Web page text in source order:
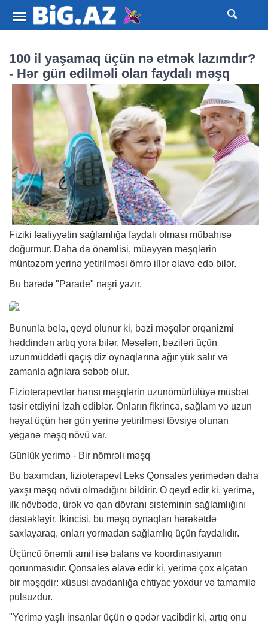
100 il yaşamaq üçün nə etmək lazımdır?
- Hər gün edilməli olan faydalı məşq
Fiziki fəaliyyətin sağlamlığa faydalı olması mübahisə
doğurmur. Daha da önəmlisi, müəyyən məşqlərin
müntəzəm yerinə yetirilməsi ömrə illər əlavə edə bilər.
Bu barədə "Parade" nəşri yazır.
Bununla belə, qeyd olunur ki, bəzi məşqlər orqanizmi
həddindən artıq yora bilər. Məsələn, bəziləri üçün
uzunmüddətli qaçış diz oynaqlarına ağır yük salır və
zamanla ağrılara səbəb olur.
Fizioterapevtlər hansı məşqlərin uzunömürlülüyə müsbət
təsir etdiyini izah ediblər. Onların fikrincə, sağlam və uzun
həyat üçün hər gün yerinə yetirilməsi tövsiyə olunan
yeganə məşq növü var.
Günlük yerimə - Bir nömrəli məşq
Bu baxımdan, fizioterapevt Leks Qonsales yerimədən daha
yaxşı məşq növü olmadığını bildirir. O qeyd edir ki, yerimə,
ilk növbədə, ürək və qan dövranı sisteminin sağlamlığını
dəstəkləyir. İkincisi, bu məşq oynaqları hərəkətdə
saxlayaraq, onları yormadan sağlamlıq üçün faydalıdır.
Üçüncü önəmli amil isə balans və koordinasiyanın
qorunmasıdır. Qonsales əlavə edir ki, yerimə çox əlçatan
bir məşqdir: xüsusi avadanlığa ehtiyac yoxdur və tamamilə
pulsuzdur.
"Yerimə yaşlı insanlar üçün o qədər vacibdir ki, artıq onu